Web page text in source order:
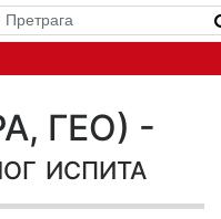
- Резултати писменог
ГЕО) -
испита